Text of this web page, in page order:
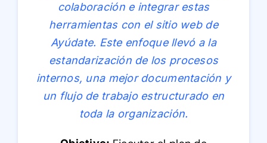
colaboración e integrar estas
herramientas con el sitio web de
Ayúdate. Este enfoque llevó a la
estandarización de los procesos
internos, una mejor documentación y
un flujo de trabajo estructurado en
toda la organización.